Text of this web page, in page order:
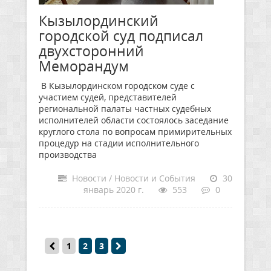
Кызылординский
городской суд подписал
двухсторонний
Меморандум
В Кызылординском городском суде с
участием судей, представителей
региональной палаты частных судебных
исполнителей области состоялось заседание
круглого стола по вопросам примирительных
процедур на стадии исполнительного
производства
Новости / Новости и События
30
январь 2020 г.
553 0
1 2 3